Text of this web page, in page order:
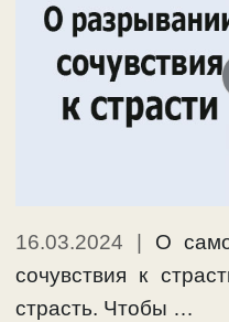
16.03.2024
О
сочувствия к
страсть. Чтобы …